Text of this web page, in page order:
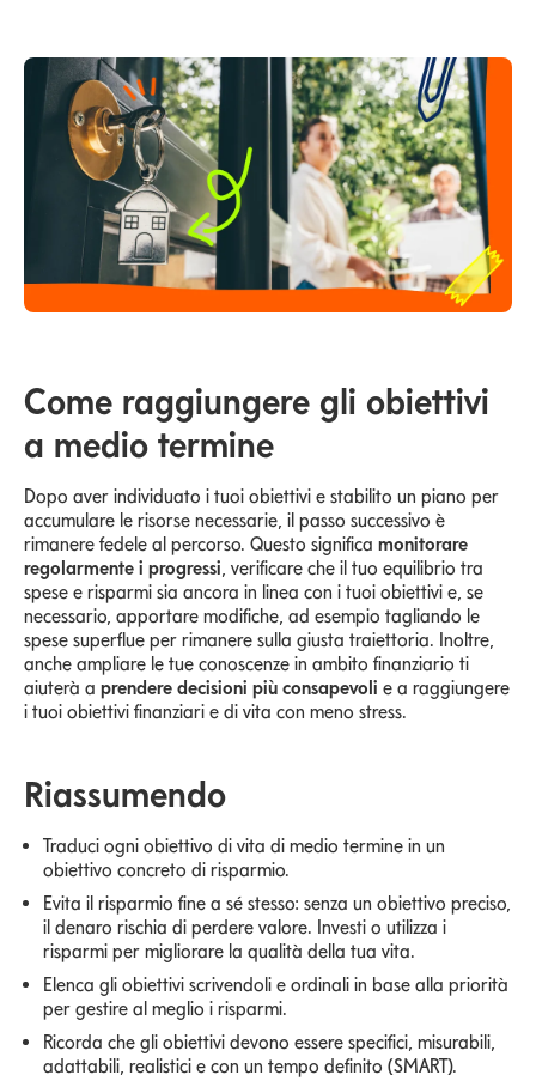
Come raggiungere gli obiettivi
a medio termine
Dopo aver individuato i tuoi obiettivi e stabilito un piano per
accumulare le risorse necessarie, il passo successivo è
rimanere fedele al percorso. Questo significa monitorare
regolarmente i progressi, verificare che il tuo equilibrio tra
spese e risparmi sia ancora in linea con i tuoi obiettivi e, se
necessario, apportare modifiche, ad esempio tagliando le
spese superflue per rimanere sulla giusta traiettoria. Inoltre,
anche ampliare le tue conoscenze in ambito finanziario ti
aiuterà a prendere decisioni più consapevoli e a raggiungere
i tuoi obiettivi finanziari e di vita con meno stress.
Riassumendo
Traduci ogni obiettivo di vita di medio termine in un
obiettivo concreto di risparmio.
Evita il risparmio fine a sé stesso: senza un obiettivo preciso,
il denaro rischia di perdere valore. Investi o utilizza i
risparmi per migliorare la qualità della tua vita.
Elenca gli obiettivi scrivendoli e ordinali in base alla priorità
per gestire al meglio i risparmi.
Ricorda che gli obiettivi devono essere specifici, misurabili,
adattabili, realistici e con un tempo definito (SMART).